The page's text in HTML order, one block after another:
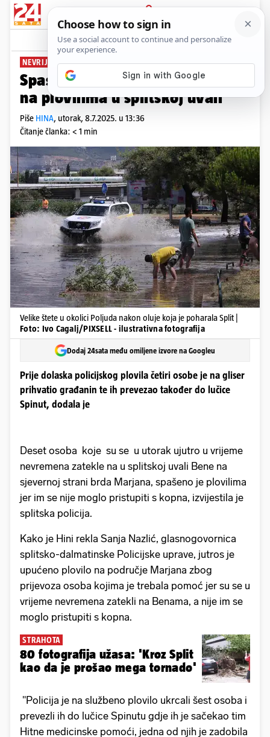
PRIJAVA
News Komentari
NEVRIJEME POHARALO SPLIT
Spasili deset ljudi uslijed oluje
na plovilima u splitskoj uvali
Piše HINA, utorak, 8.7.2025. u 13:36
Čitanje članka: < 1 min
Velike štete u okolici Poljuda nakon oluje koja je poharala Split |
Foto: Ivo Cagalj/PIXSELL - ilustrativna fotografija
Dodaj 24sata među omiljene izvore na Googleu
Prije dolaska policijskog plovila četiri osobe je na gliser
prihvatio građanin te ih prevezao također do lučice
Spinut, dodala je
Deset osoba koje su se u utorak ujutro u vrijeme
nevremena zatekle na u splitskoj uvali Bene na
sjevernoj strani brda Marjana, spašeno je plovilima
jer im se nije moglo pristupiti s kopna, izvijestila je
splitska policija.
Kako je Hini rekla Sanja Nazlić, glasnogovornica
splitsko-dalmatinske Policijske uprave, jutros je
upućeno plovilo na područje Marjana zbog
prijevoza osoba kojima je trebala pomoć jer su se u
vrijeme nevremena zatekli na Benama, a nije im se
moglo pristupiti s kopna.
STRAHOTA
80 fotografija užasa: 'Kroz Split
kao da je prošao mega tornado'
"Policija je na službeno plovilo ukrcali šest osoba i
prevezli ih do lučice Spinutu gdje ih je sačekao tim
Hitne medicinske pomoći, jedna od njih je zadobila